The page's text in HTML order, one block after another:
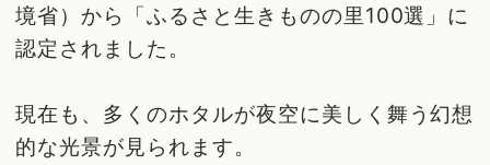
境省）から「ふるさと生きものの里100選」に
認定されました。
現在も、多くのホタルが夜空に美しく舞う幻想
的な光景が見られます。